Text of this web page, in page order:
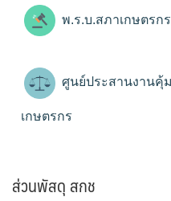
พ.ร.บ.สภาเกษตรก
ศูนย์ประสานงานคุ้
เกษตรกร
ส่วนพัสดุ สกช